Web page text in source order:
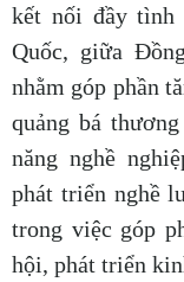
kết nối đầy tình
Quốc, giữa
nhằm góp phần
quảng bá
năng nghề
phát triển nghề
trong việc góp
hội, phát triển